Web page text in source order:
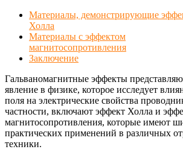
Материалы, демонстрирующие
Холла
Материалы с эффектом
магнитосопротивления
Заключение
Гальваномагнитные эффекты
явление в физике, которое исследует
поля на электрические свойства
частности, включают эффект Холла и
магнитосопротивления, которые имеют
практических применений в различных
техники.